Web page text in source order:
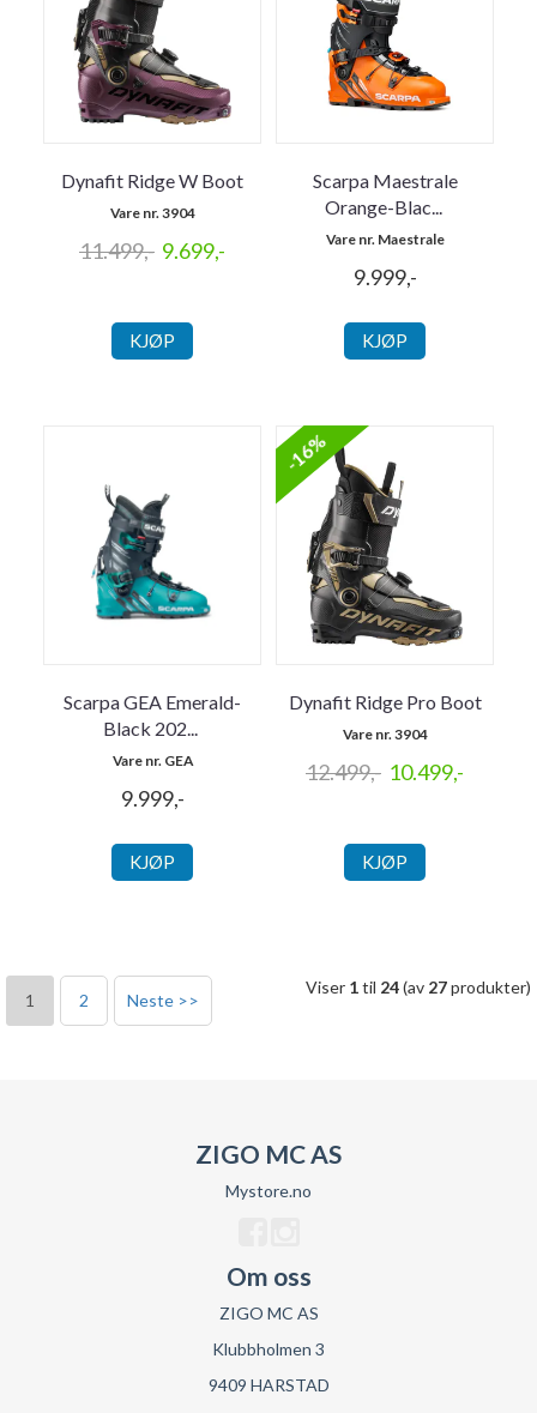
Dynafit Ridge W Boot
Vare nr. 3904
11.499,- 9.699,-
KJØP
Scarpa Maestrale
Orange-Blac...
Vare nr. Maestrale
9.999,-
KJØP
Scarpa GEA Emerald-
Black 202...
Vare nr. GEA
9.999,-
KJØP
-16%
Dynafit Ridge Pro Boot
Vare nr. 3904
12.499,- 10.499,-
KJØP
1 2 Neste >>
Viser 1til 24(av 27produkter)
ZIGO MC AS
Mystore.no
Om oss
ZIGO MC AS
Klubbholmen 3
9409 HARSTAD